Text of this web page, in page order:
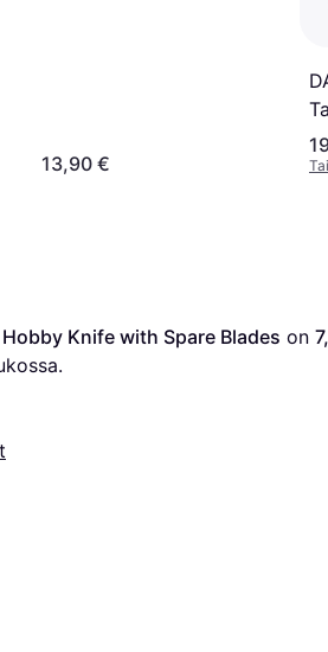
13,90 €
Hobby Knife with Spare Blades on